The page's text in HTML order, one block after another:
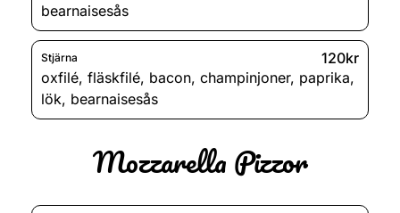
bearnaisesås
Stjärna
120kr
oxfilé, fläskfilé, bacon, champinjoner, paprika,
lök, bearnaisesås
Mozzarella Pizzor